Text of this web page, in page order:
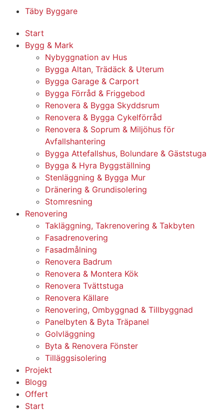
Täby Byggare
Start
Bygg & Mark
Nybyggnation av Hus
Bygga Altan, Trädäck & Uterum
Bygga Garage & Carport
Bygga Förråd & Friggebod
Renovera & Bygga Skyddsrum
Renovera & Bygga Cykelförråd
Renovera & Soprum & Miljöhus för
Avfallshantering
Bygga Attefallshus, Bolundare & Gäststuga
Bygga & Hyra Byggställning
Stenläggning & Bygga Mur
Dränering & Grundisolering
Stomresning
Renovering
Takläggning, Takrenovering & Takbyten
Fasadrenovering
Fasadmålning
Renovera Badrum
Renovera & Montera Kök
Renovera Tvättstuga
Renovera Källare
Renovering, Ombyggnad & Tillbyggnad
Panelbyten & Byta Träpanel
Golvläggning
Byta & Renovera Fönster
Tilläggsisolering
Projekt
Blogg
Offert
Start